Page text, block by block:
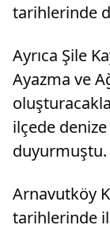
tarihlerinde
Ayrıca Şile
Ayazma ve
ilçede denize
duyurmuştu.
Arnavutköy
tarihlerinde